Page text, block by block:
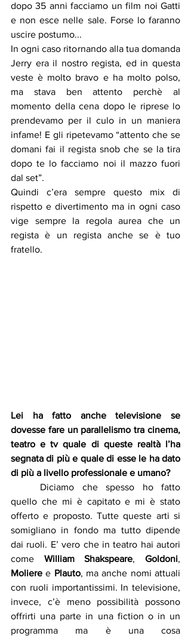
dopo 35 anni facciamo un film noi Gatti
e non esce nelle sale. Forse lo faranno
uscire postumo...
In ogni caso ritornando alla tua domanda
Jerry era il nostro regista, ed in questa
veste è molto bravo e ha molto polso,
ma stava ben attento perchè al
momento della cena dopo le riprese lo
prendevamo per il culo in un maniera
infame! E gli ripetevamo “attento che se
domani fai il regista snob che se la tira
dopo te lo facciamo noi il mazzo fuori
dal set”.
Quindi c’era sempre questo mix di
rispetto e divertimento ma in ogni caso
vige sempre la regola aurea che un
regista è un regista anche se è tuo
fratello.
Lei ha fatto anche televisione se
dovesse fare un parallelismo tra cinema,
teatro e tv quale di queste realtà l’ha
segnata di più e quale di esse le ha dato
di più a livello professionale e umano?
quello che mi è capitato e mi è stato
offerto e proposto. Tutte queste arti si
somigliano in fondo ma tutto dipende
dai ruoli. E’ vero che in teatro hai autori
come William Shakspeare, Goldoni,
Moliere e Plauto, ma anche nomi attuali
con ruoli importantissimi. In televisione,
invece, c’è meno possibilità possono
offrirti una parte in una fiction o in un
programma ma è una cosa